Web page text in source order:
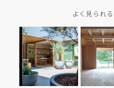
よく見られ